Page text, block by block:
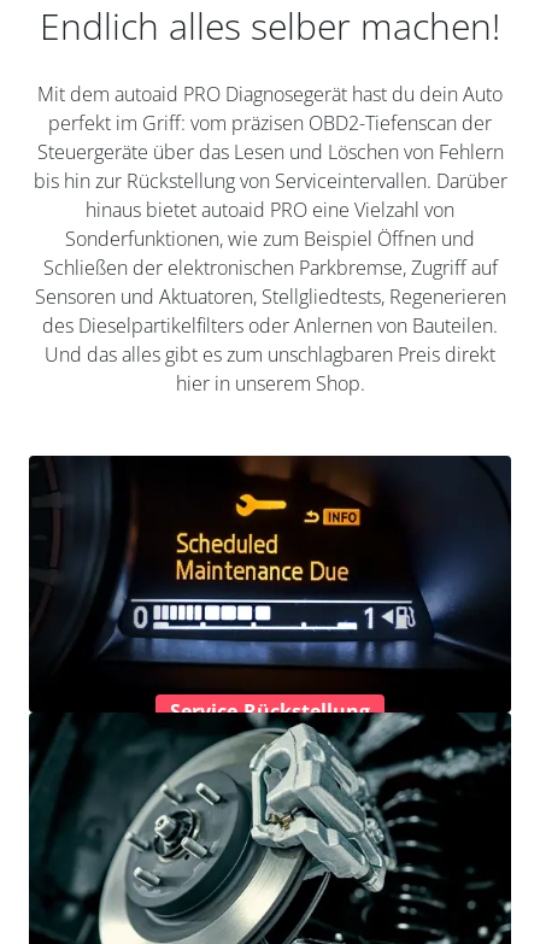
Endlich alles selber machen!
Mit dem autoaid PRO Diagnosegerät hast du dein Auto
perfekt im Griff: vom präzisen OBD2-Tiefenscan der
Steuergeräte über das Lesen und Löschen von Fehlern
bis hin zur Rückstellung von Serviceintervallen. Darüber
hinaus bietet autoaid PRO eine Vielzahl von
Sonderfunktionen, wie zum Beispiel Öffnen und
Schließen der elektronischen Parkbremse, Zugriff auf
Sensoren und Aktuatoren, Stellgliedtests, Regenerieren
des Dieselpartikelfilters oder Anlernen von Bauteilen.
Und das alles gibt es zum unschlagbaren Preis direkt
hier in unserem Shop.
Service-Rückstellung